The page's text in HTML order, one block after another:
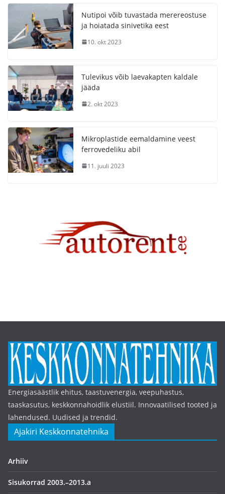
Nutipoi võib tuvastada merereostuse
ja hoiatada sinivetika eest
10. okt 2023
Tulevikus võib laevakapten kaldale
jääda
2. okt 2023
Mikroplastide eemaldamine veest
ferrovedeliku abil
11. juuli 2023
Energiasäästlik ehitus, taastuvenergia, veepuhastus,
taaskasutus, keskkonnahoidlik elustiil. Innovaatilised tooted ja
lahendused. Uudised ja trendid.
Ajakiri Keskkonnatehnika
Arhiiv
Sisukorrad 2003.–2013.a